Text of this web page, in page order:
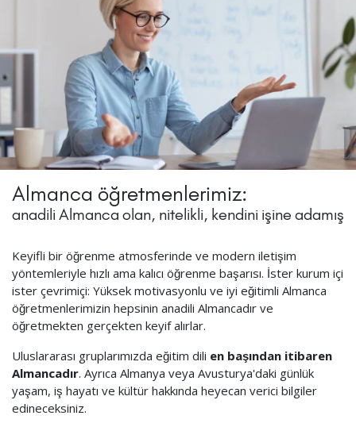
Almanca öğretmenlerimiz:
anadili Almanca olan, nitelikli, kendini işine adamış
Keyifli bir öğrenme atmosferinde ve modern iletişim
yöntemleriyle hızlı ama kalıcı öğrenme başarısı. İster kurum içi
ister çevrimiçi: Yüksek motivasyonlu ve iyi eğitimli Almanca
öğretmenlerimizin hepsinin anadili Almancadır ve
öğretmekten gerçekten keyif alırlar.
Uluslararası gruplarımızda eğitim dili en başından itibaren
Almancadır. Ayrıca Almanya veya Avusturya'daki günlük
yaşam, iş hayatı ve kültür hakkında heyecan verici bilgiler
edineceksiniz.